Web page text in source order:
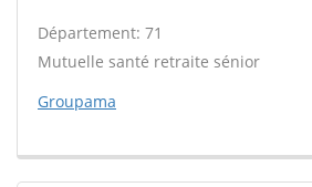
Département: 71
Mutuelle santé retraite sénior
Groupama